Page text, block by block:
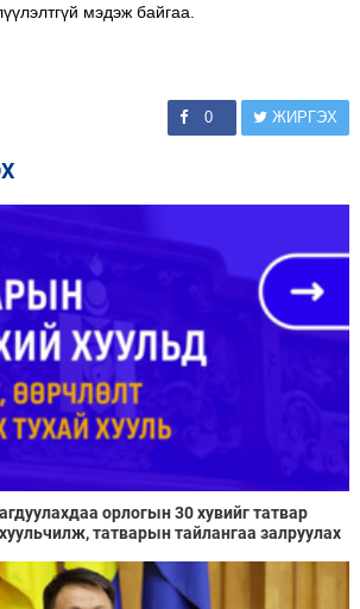
мэдэж байгаа.
0 ЖИРГЭХ
орлогын 30 хувийг татвар
татварын тайлангаа залруулах